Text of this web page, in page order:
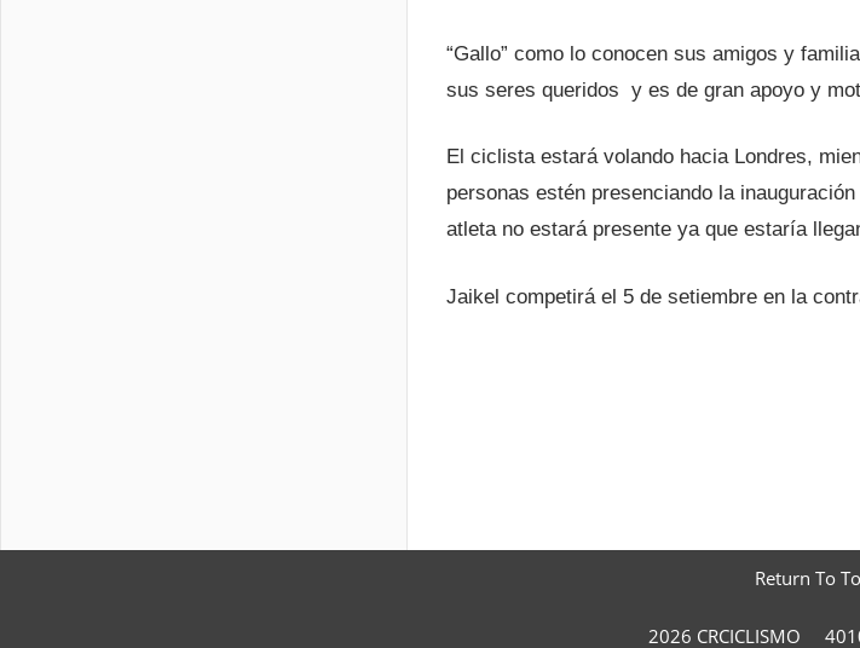
“Gallo” como lo conocen sus amigos y
sus seres queridos y es de gran apoyo y
El ciclista estará volando hacia Londres,
personas estén presenciando la
atleta no estará presente ya que estaría
Jaikel competirá el 5 de setiembre en la
Return To
2026 CRCICLISMO